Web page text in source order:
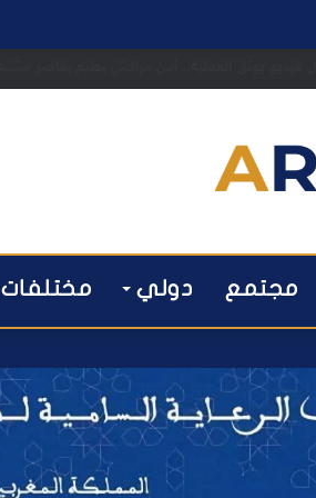
مجتمع دولي مختلفات